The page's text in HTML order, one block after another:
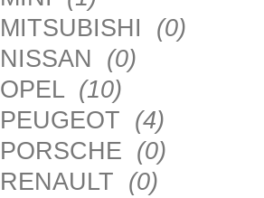
MITSUBISHI (0)
NISSAN (0)
OPEL (10)
PEUGEOT (4)
PORSCHE (0)
RENAULT (0)